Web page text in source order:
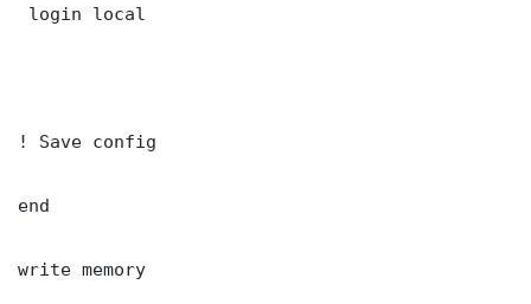
login local
! Save config
end
write memory